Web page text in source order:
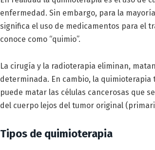
enfermedad. Sin embargo, para la
significa el uso de medicamentos para el
conoce como “quimio”.
La cirugía y la radioterapia eliminan,
determinada. En cambio, la
puede matar las células cancerosas que
del cuerpo lejos del tumor original
Tipos de quimioterapia